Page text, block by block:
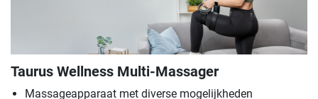
Taurus Wellness Multi-Massager
Massageapparaat met diverse mogelijkheden